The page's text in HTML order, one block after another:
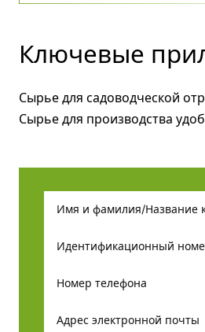
Ключевые
Сырье для садоводческой
Сырье для производства